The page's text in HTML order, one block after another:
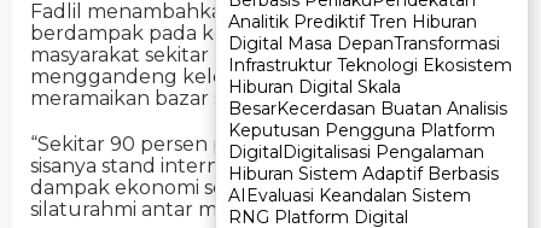
Analitik Prediktif Tren Hiburan
Digital Masa DepanTransformasi
Infrastruktur Teknologi Ekosistem
Hiburan Digital Skala
BesarKecerdasan Buatan Analisis
Keputusan Pengguna Platform
DigitalDigitalisasi Pengalaman
Hiburan Sistem Adaptif Berbasis
AIEvaluasi Keandalan Sistem
RNG Platform Digital
Analitik Prediktif Tren Hiburan
Digital Masa DepanTransformasi
Infrastruktur Teknologi Ekosistem
Hiburan Digital Skala
BesarKecerdasan Buatan Analisis
Keputusan Pengguna Platform
DigitalDigitalisasi Pengalaman
Hiburan Sistem Adaptif Berbasis
AIEvaluasi Keandalan Sistem
RNG Platform Digital
Fadlil menambahkan, kegiatan ini juga
berdampak pada kehidupan sosial ekonomi
masyarakat sekitar pesantren. Panitia
menggandeng kelompok UMKM lokal untuk
meramaikan bazar selama acara berlangsung.
“Sekitar 90 persen pedagang adalah masyarakat,
sisanya stand internal pesantren. Jadi ada
dampak ekonomi sekaligus mempererat
silaturahmi antar masyarakat,” katanya.